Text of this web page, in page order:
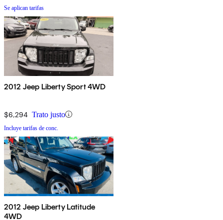
Se aplican tarifas
2012 Jeep Liberty Sport 4WD
$6,294 Trato justo
Incluye tarifas de conc.
2012 Jeep Liberty Latitude
4WD